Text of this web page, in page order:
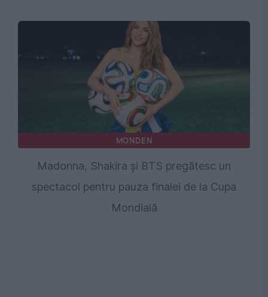
MONDEN
Madonna, Shakira și BTS pregătesc un
spectacol pentru pauza finalei de la Cupa
Mondială